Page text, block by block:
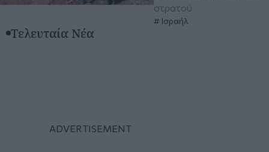
στρατού
Ισραήλ
Τελευταία Νέα